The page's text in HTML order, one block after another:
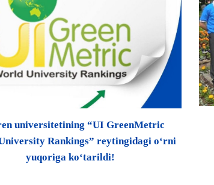
universitetining “UI GreenMetric
Rankings” reytingidagi oʻrni
yuqoriga koʻtarildi!